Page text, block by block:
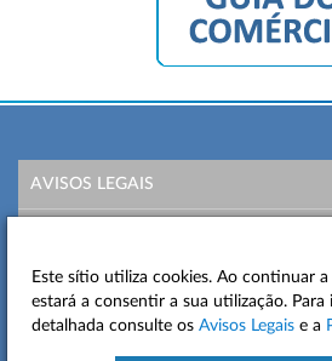
AVISOS LEGAIS
MAPA DO SITE
CONTACTOS
Este sítio utiliza cookies. Ao continuar
estará a consentir a sua utilização.
detalhada consulte os Avisos Legais e a